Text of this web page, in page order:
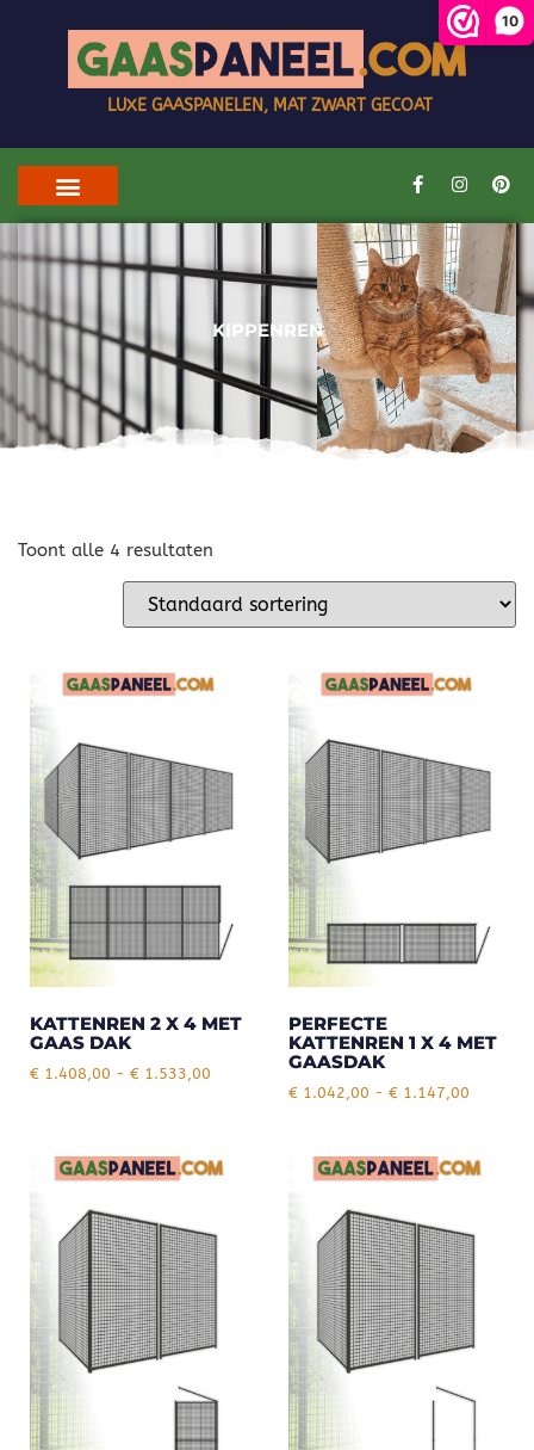
10
LUXE GAASPANELEN, MAT ZWART GECOAT
KIPPENREN
Toont alle 4 resultaten
KATTENREN 2 X 4 MET
GAAS DAK
€ 1.408,00 - € 1.533,00
PERFECTE
KATTENREN 1 X 4 MET
GAASDAK
€1.042,00 - €1.147,00